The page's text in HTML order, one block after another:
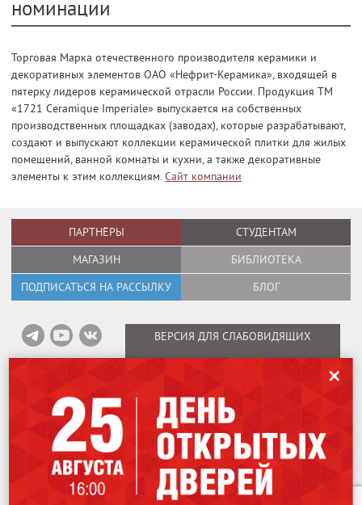
номинации
Торговая Марка отечественного производителя керамики и
декоративных элементов ОАО «Нефрит-Керамика», входящей в
пятерку лидеров керамической отрасли России. Продукция ТМ
«1721 Ceramique Imperiale» выпускается на собственных
производственных площадках (заводах), которые разрабатывают,
создают и выпускают коллекции керамической плитки для жилых
помещений, ванной комнаты и кухни, а также декоративные
элементы к этим коллекциям.Сайт компании
ПАРТНЁРЫ
СТУДЕНТАМ
МАГАЗИН
БИБЛИОТЕКА
ПОДПИСАТЬСЯ НА РАССЫЛКУ
БЛОГ
ВЕРСИЯ ДЛЯ СЛАБОВИДЯЩИХ
Информация об оплате вебинаров /
Политика в отношении
обработки персональных данных
Copyright © 1995–2026
International Design School (Международная Школа
Дизайна)
Лицензия № Л035-01298-77/00184853.
115162
Москва,ул. Шаболовка, 31Г.
+7 (499)707-07-06
✕
Мы используем файлы cookies для улучшения работы сайта. Оставаясь
на нашем сайте, вы соглашаетесь на использование файлов cookies.
Чтобы ознакомиться с Политикой конфиденциальности, нажмите здесь.